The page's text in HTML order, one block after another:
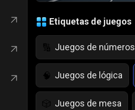
Etiquetas de juegos
🔢 Juegos de números
🧠 Juegos de lógica
🎲 Juegos de mesa